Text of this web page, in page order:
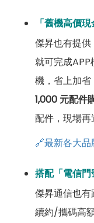
「舊機高價
傑昇也有提
就可完成
機，省上加
1,000 元配件
配件，現場再
🔗最新各大
搭配「電信門
傑昇通信也
續約/攜碼高